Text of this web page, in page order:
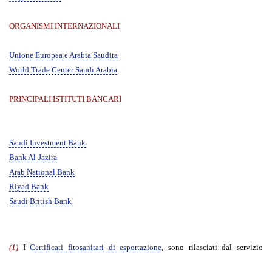
ORGANISMI INTERNAZIONALI
Unione Europea e Arabia Saudita
World Trade Center Saudi Arabia
PRINCIPALI ISTITUTI BANCARI
Saudi Investment Bank
Bank Al-Jazira
Arab National Bank
Riyad Bank
Saudi British Bank
(1) ICertificati fitosanitari di esportazione, sono rilasciati dal servizio